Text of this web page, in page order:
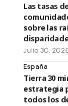
Las tasas
sobre las
Julio 30,
España
Tierra 30
estrategia
todos los